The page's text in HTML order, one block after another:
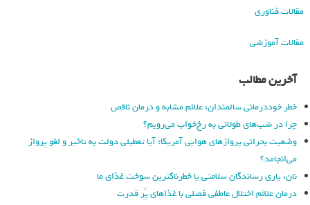
مقالات فناوری
مقالات آموزشی
آخرین مطالب
خطر خوددرمانی سالمندان: علائم مشابه و درمان ناقص
چرا در شب‌های طولانی به رخ‌خواب می‌رویم؟
وضعیت بحرانی پروازهای هوایی آمریکا: آیا تعطیلی دولت به تاخیر و لغو پرواز
می‌انجامد؟
نان، یاری رساندگان سلامتی یا خطرناکترین سوخت غذای ما
درمان علائم اختلال عاطفی فصلی با غذاهای پُر قدرت